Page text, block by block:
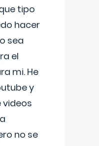
tipo
hacer
sea
el
mi. He
y
no se